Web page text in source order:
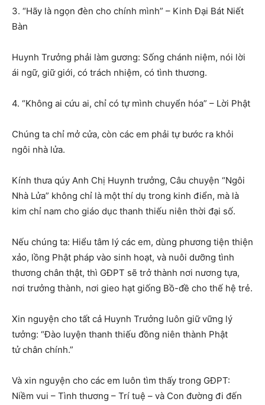
3. “Hãy là ngọn đèn cho chính mình” – Kinh Đại Bát Niết
Bàn
Huynh Trưởng phải làm gương: Sống chánh niệm, nói lời
ái ngữ, giữ giới, có trách nhiệm, có tình thương.
4. “Không ai cứu ai, chỉ có tự mình chuyển hóa” – Lời Phật
Chúng ta chỉ mở cửa, còn các em phải tự bước ra khỏi
ngôi nhà lửa.
Kính thưa qúy Anh Chị Huynh trưởng, Câu chuyện “Ngôi
Nhà Lửa” không chỉ là một thí dụ trong kinh điển, mà là
kim chỉ nam cho giáo dục thanh thiếu niên thời đại số.
Nếu chúng ta: Hiểu tâm lý các em, dùng phương tiện thiện
xảo, lồng Phật pháp vào sinh hoạt, và nuôi dưỡng tình
thương chân thật, thì GĐPT sẽ trở thành nơi nương tựa,
nơi trưởng thành, nơi gieo hạt giống Bồ-đề cho thế hệ trẻ.
Xin nguyện cho tất cả Huynh Trưởng luôn giữ vững lý
tưởng: “Đào luyện thanh thiếu đồng niên thành Phật
tử chân chính.”
Và xin nguyện cho các em luôn tìm thấy trong GĐPT:
Niềm vui – Tình thương – Trí tuệ – và Con đường đi đến